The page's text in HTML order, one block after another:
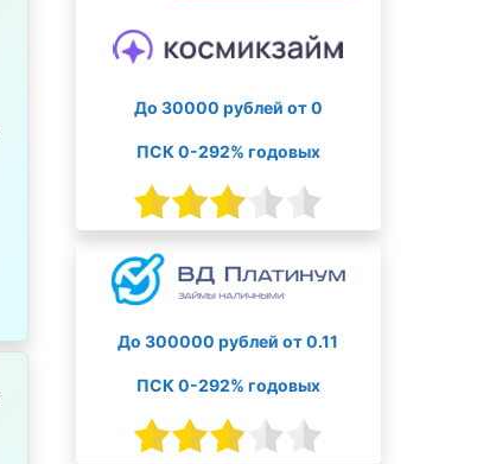
До 30000 рублей от 0
ПСК 0-292% годовых
До 300000 рублей от 0.11
ПСК 0-292% годовых